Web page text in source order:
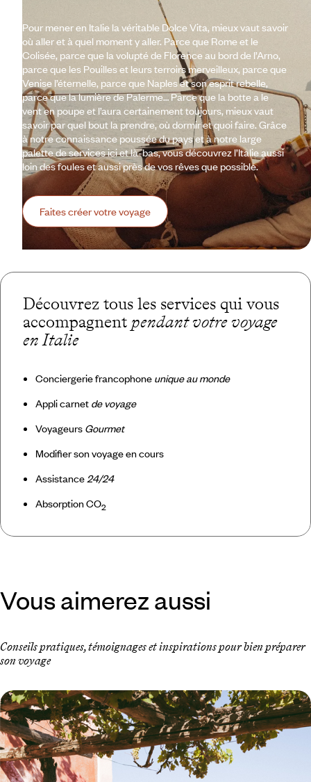
Pour mener en Italie la véritable Dolce Vita, mieux vaut savoir
où aller et à quel moment y aller. Parce que Rome et le
Colisée, parce que la volupté de Florence au bord de l’Arno,
parce que les Pouilles et leurs terroirs merveilleux, parce que
Venise l’éternelle, parce que Naples et son esprit rebelle,
parce que la lumière de Palerme… Parce que la botte a le
vent en poupe et l’aura certainement toujours, mieux vaut
savoir par quel bout la prendre, où dormir et quoi faire. Grâce
à notre connaissance poussée du pays et à notre large
palette de services ici et là-bas, vous découvrez l’Italie aussi
loin des foules et aussi près de vos rêves que possible.
Faites créer votre voyage
Découvrez tous les services qui vous
accompagnent pendant votre voyage
en Italie
Conciergerie francophone unique au monde
Appli carnet de voyage
Voyageurs Gourmet
Modifier son voyage en cours
Assistance24/24
Absorption CO2
Vous aimerez aussi
Conseils pratiques, témoignages et inspirations pour bien préparer
son voyage